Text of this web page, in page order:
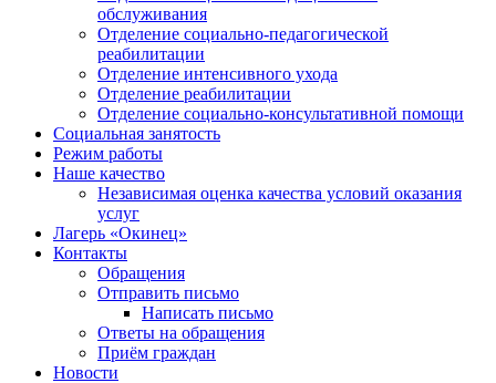
обслуживания
Отделение социально-педагогической
реабилитации
Отделение интенсивного ухода
Отделение реабилитации
Отделение социально-консультативной помощи
Социальная занятость
Режим работы
Наше качество
Независимая оценка качества условий оказания
услуг
Лагерь «Окинец»
Контакты
Обращения
Отправить письмо
Написать письмо
Ответы на обращения
Приём граждан
Новости